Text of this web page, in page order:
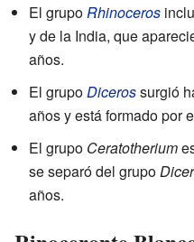
El grupoRhinoceros
y de la India, que
años.
El grupoDicerossurgió
años y está formado por
El grupo Ceratotherium
se separó del grupo
años.